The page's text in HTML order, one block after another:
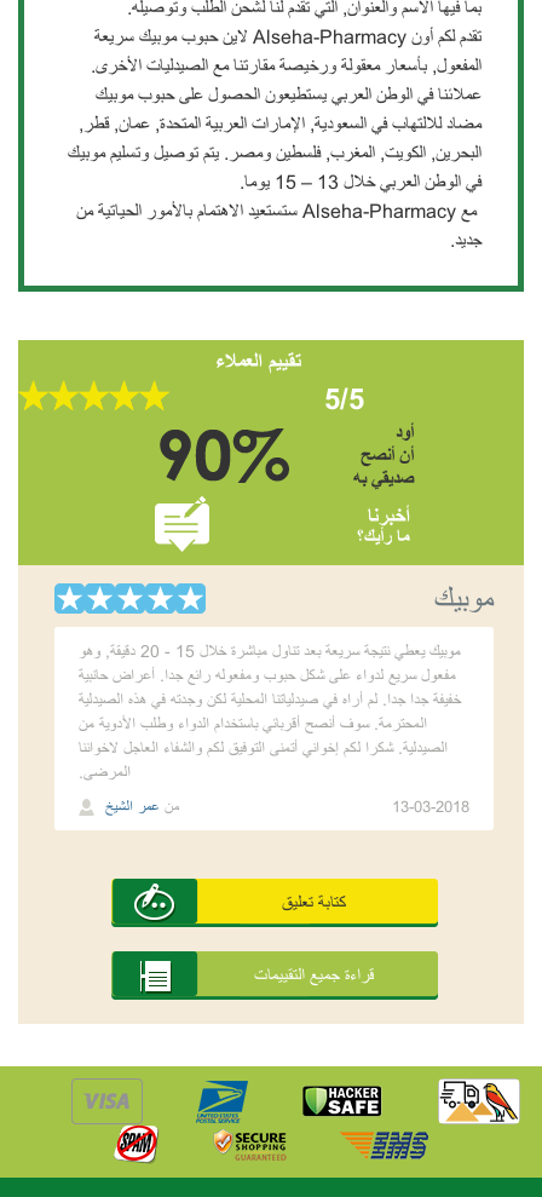
بما فيها الاسم والعنوان, التي تقدم لنا لشحن الطلب وتوصيله.
تقدم لكم أون Alseha-Pharmacy لاين حبوب موبيك سريعة
المفعول, بأسعار معقولة ورخيصة مقارتنا مع الصيدليات الأخرى.
عملائنا في الوطن العربي يستطيعون الحصول على حبوب موبيك
مضاد للالتهاب في السعودية, الإمارات العربية المتحدة, عمان, قطر,
البحرين, الكويت, المغرب, فلسطين ومصر. يتم توصيل وتسليم موبيك
في الوطن العربي خلال 13 – 15 يوما.
مع Alseha-Pharmacy ستستعيد الاهتمام بالأمور الحياتية من
جديد.
تقييم العملاء
5/5
أود
أن أنصح
صديقي به
أخبرنا
ما رأيك؟
موبيك
موبيك يعطي نتيجة سريعة بعد تناول مباشرة خلال 15 - 20 دقيقة, وهو
مفعول سريع لدواء على شكل حبوب ومفعوله رائع جدا. أعراض حانبية
خفيفة جدا جدا. لم أراه في صيدلياتنا المحلية لكن وجدته في هذه الصيدلية
المحترمة. سوف أنصح أقربائي باستخدام الدواء وطلب الأدوية من
الصيدلية. شكرا لكم إخواني أتمنى التوفيق لكم والشفاء العاجل لاخواننا
المرضى.
من عمر الشيخ 13-03-2018
كتابة تعليق
قراءة جميع التقييمات